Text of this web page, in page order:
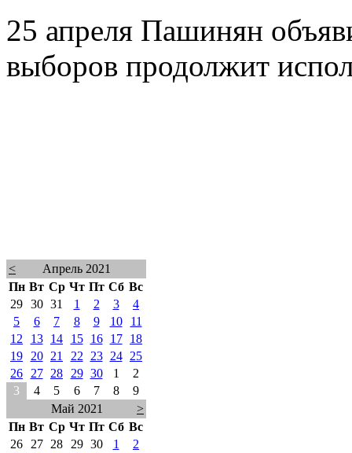
25 апреля Пашинян
выборов продолжит
<
Апрель 2021
Пн Вт Ср Чт Пт Сб Вс
29 30 31 1 2 3
4
5
6 7 8 9 10
11
12
13 14 15 16 17
18
19
20 21 22 23 24
25
26
27 28 29 30 1
2
3
4 5 6 7 8
9
Май 2021
>
Пн Вт Ср Чт Пт Сб Вс
26
27 28 29 30 1
2